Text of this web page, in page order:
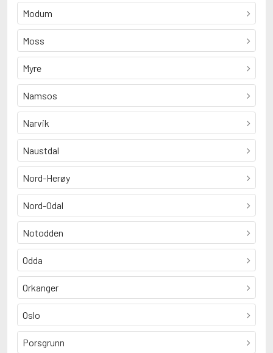
Modum
Moss
Myre
Namsos
Narvik
Naustdal
Nord-Herøy
Nord-Odal
Notodden
Odda
Orkanger
Oslo
Porsgrunn